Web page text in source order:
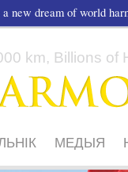
new dream of world
km, Billions of
МЕДЫЯ